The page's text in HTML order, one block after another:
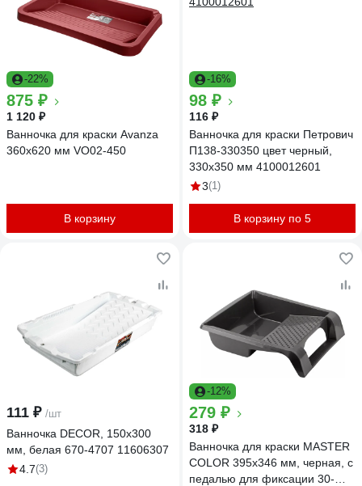
-22%
875 ₽
1 120 ₽
Ванночка для краски Avanza
360х620 мм VO02-450
В корзину
-16%
98 ₽
116 ₽
Ванночка для краски Петрович
П138-330350 цвет черный,
330х350 мм 4100012601
3(1)
В корзину по 5
111 ₽ /шт
Ванночка DECOR, 150х300
мм, белая 670-4707 11606307
4.7(3)
-12%
279 ₽
318 ₽
Ванночка для краски MASTER
COLOR 395x346 мм, черная, с
педалью для фиксации 30-